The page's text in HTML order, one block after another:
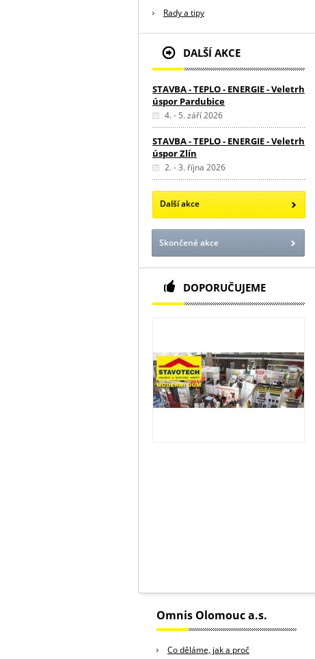
Rady a tipy
DALŠÍ AKCE
STAVBA - TEPLO - ENERGIE - Veletrh
úspor Pardubice
4. - 5. září 2026
STAVBA - TEPLO - ENERGIE - Veletrh
úspor Zlín
2. - 3. října 2026
Další akce
Skončené akce
DOPORUČUJEME
Omnis Olomouc a.s.
Co děláme, jak a proč